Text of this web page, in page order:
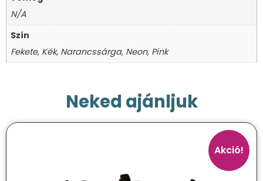
N/A
Szín
Fekete, Kék, Narancssárga, Neon, Pink
Neked ajánljuk
Akció!